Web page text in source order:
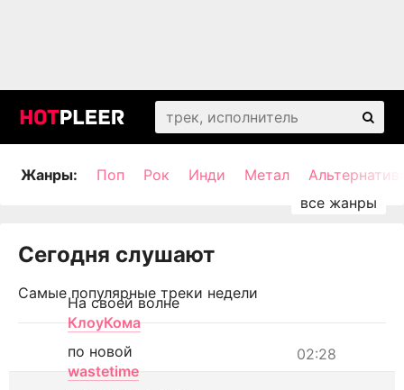
Жанры: Поп Рок Инди Метал
Сегодня слушают
Самые популярные треки недели
На своей волне
КлоуКома
02:28
по новой
wastetime